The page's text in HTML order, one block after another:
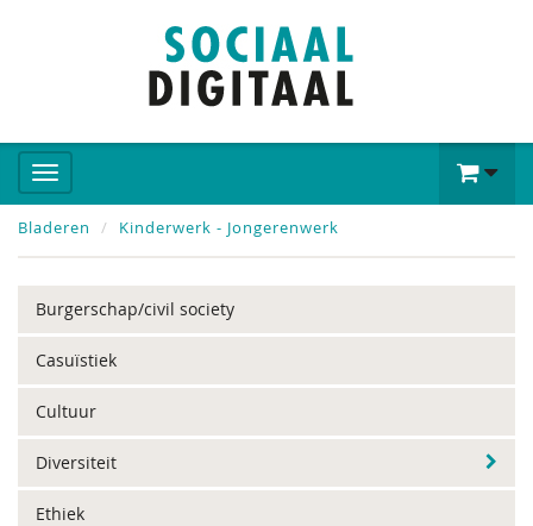
Bladeren Kinderwerk - Jongerenwerk
Burgerschap/civil society
Casuïstiek
Cultuur
Diversiteit
Ethiek